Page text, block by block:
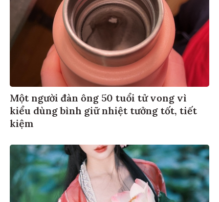
Một người đàn ông 50 tuổi tử vong vì
kiểu dùng bình giữ nhiệt tưởng tốt, tiết
kiệm